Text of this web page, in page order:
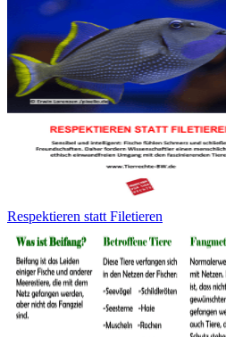
Respektieren statt Filetieren